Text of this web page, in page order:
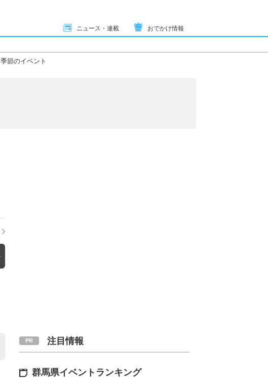
ニュース・連載 おでかけ情報
季節のイベント
注目情報
群馬県イベントランキング